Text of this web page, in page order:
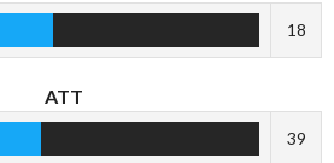
18
ATT
39